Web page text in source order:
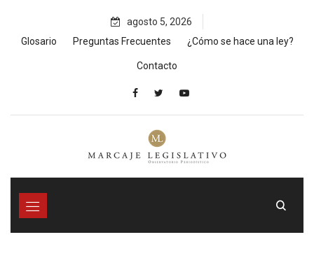
content
agosto 5, 2026
Glosario
Preguntas Frecuentes ¿Cómo se hace una ley?
Contacto